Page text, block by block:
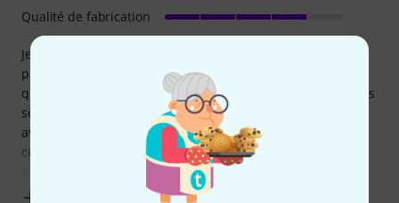
Je ne suis pas un spécialiste du jeu au médiator à la basse,
préferant le jeu aux doigts, mais j'y suis contraint sur
quelques morceaux. Au niveau de la taille et de la dureté ils
sont parfaits. Et ca sonne bien. J'ai essayé les bleus 1mm
avant, ils n'étaient pas assez rigide pour mon jeu. Ceux-là
conviennent mieux. L'espèce de talque qu il y a dessus
Qualité de fabrication